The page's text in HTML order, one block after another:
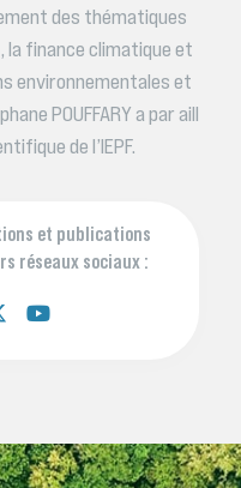
des thématiques
la finance climatique et
environnementales et
POUFFARY a par aill
de l’IEPF.
et publications
réseaux sociaux :